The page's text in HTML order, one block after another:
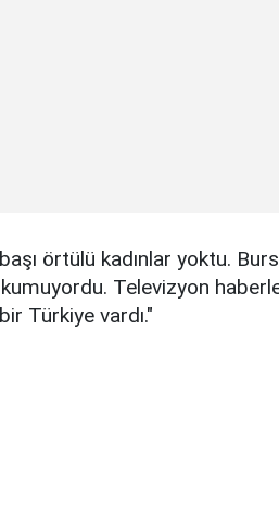
örtülü kadınlar yoktu.
Televizyon
Türkiye vardı."